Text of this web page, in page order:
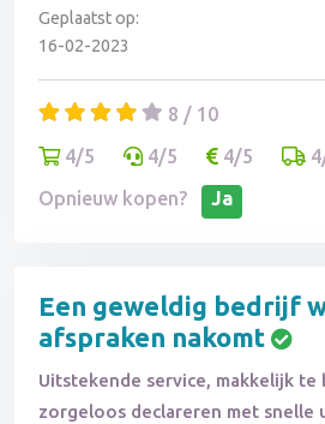
Geplaatst op:
16-02-2023
8 / 10
4/5
4/5 4/5
Opnieuw kopen?
Ja
Een geweldig bedrijf
afspraken nakomt
Uitstekende service, makkelijk te
zorgeloos declareren met snelle